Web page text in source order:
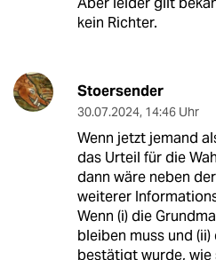
kein Richter.
Stoersender
30.07.2024, 14:46 Uhr
Wenn jetzt jemand
das Urteil für die
dann wäre neben
weiterer
Wenn (i) die
bleiben muss und
bestätigt wurde, wie